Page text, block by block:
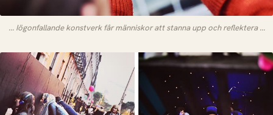
... Iögonfallande konstverk får människor att stanna upp och reflektera ...